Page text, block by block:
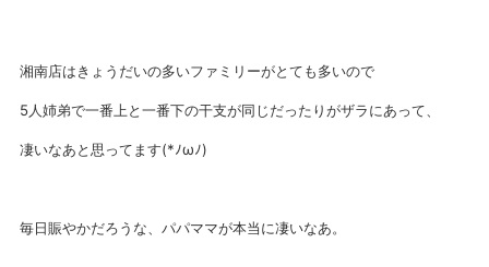
湘南店はきょうだいの多いファミリーがとても多いので
5人姉弟で一番上と一番下の干支が同じだったりがザラにあって、
凄いなあと思ってます(*ﾉωﾉ)
毎日賑やかだろうな、パパママが本当に凄いなあ。